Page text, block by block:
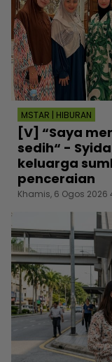
MSTAR | HIBURAN
[V] “Saya
sedih“ -
keluarga
penceraian
Khamis, 6 Ogos 2026